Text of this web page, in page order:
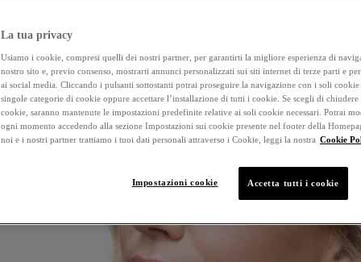
La tua privacy
Usiamo i cookie, compresi quelli dei nostri partner, per garantirti la migliore esperienza di
nostro sito e, previo consenso, mostrarti annunci personalizzati sui siti internet di terze parti e
ai social media. Cliccando i pulsanti sottostanti potrai proseguire la navigazione con i soli cookie
singole categorie di cookie oppure accettare l’installazione di tutti i cookie. Se scegli di chiudere
cookie, saranno mantenute le impostazioni predefinite relative ai soli cookie necessari. Potrai
ogni momento accedendo alla sezione Impostazioni sui cookie presente nel footer della
noi e i nostri partner trattiamo i tuoi dati personali attraverso i Cookie, leggi la nostra Cookie
Impostazioni cookie Accetta tutti i cookie